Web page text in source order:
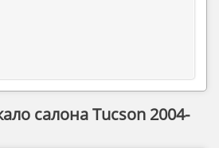
салона Tucson 2004-